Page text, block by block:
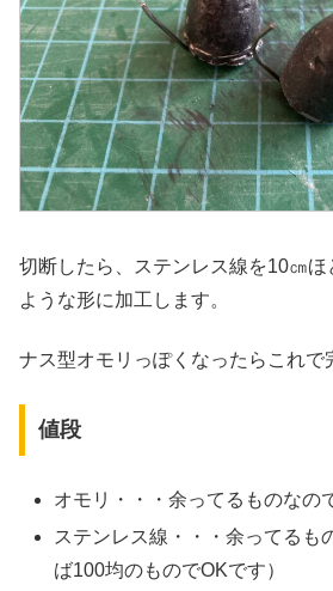
切断したら、ステンレス線を10㎝
ような形に加工します。
ナス型オモリっぽくなったらこれで
値段
オモリ・・・余ってるものなの
ステンレス線・・・余ってるも
ば100均のものでOKです）